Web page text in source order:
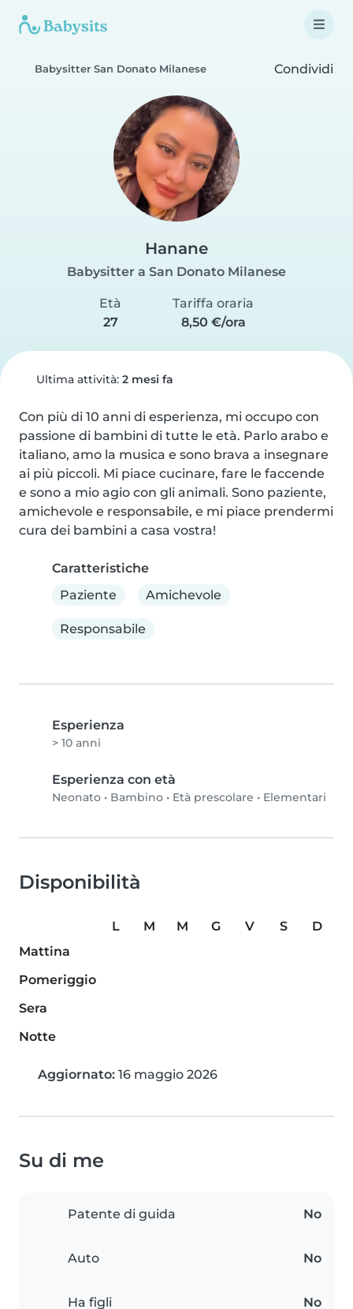
Babysitter San Donato Milanese Condividi
Hanane
Babysitter a San Donato Milanese
Età
27
Tariffa oraria
8,50 €/ora
Ultima attività: 2 mesi fa
Con più di 10 anni di esperienza, mi occupo con
passione di bambini di tutte le età. Parlo arabo e
italiano, amo la musica e sono brava a insegnare
ai più piccoli. Mi piace cucinare, fare le faccende
e sono a mio agio con gli animali. Sono paziente,
amichevole e responsabile, e mi piace prendermi
cura dei bambini a casa vostra!
Caratteristiche
Paziente
Amichevole
Responsabile
Esperienza
> 10 anni
Esperienza con età
Neonato • Bambino • Età prescolare • Elementari
Disponibilità
L M M G V S
D
Mattina
Pomeriggio
Sera
Notte
Aggiornato: 16 maggio 2026
Su di me
Patente di guida No
Auto No
Ha figli No